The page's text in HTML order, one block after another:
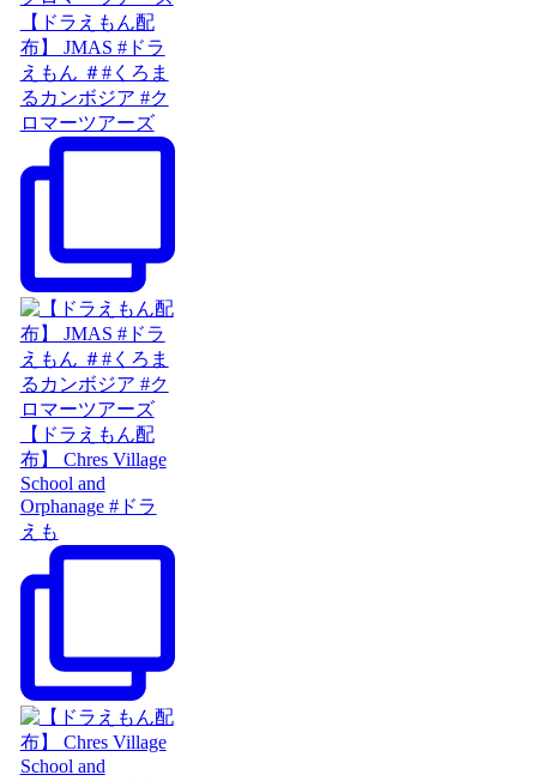
【ドラえもん配
布】 JMAS #ドラ
えもん ＃#くろま
るカンボジア #ク
ロマーツアーズ
【ドラえもん配
布】 Chres Village
School and
Orphanage #ドラ
えも